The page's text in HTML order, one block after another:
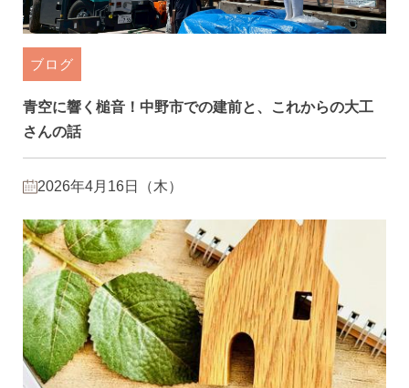
ブログ
青空に響く槌音！中野市での建前と、これからの大工
さんの話
2026年4月16日（木）